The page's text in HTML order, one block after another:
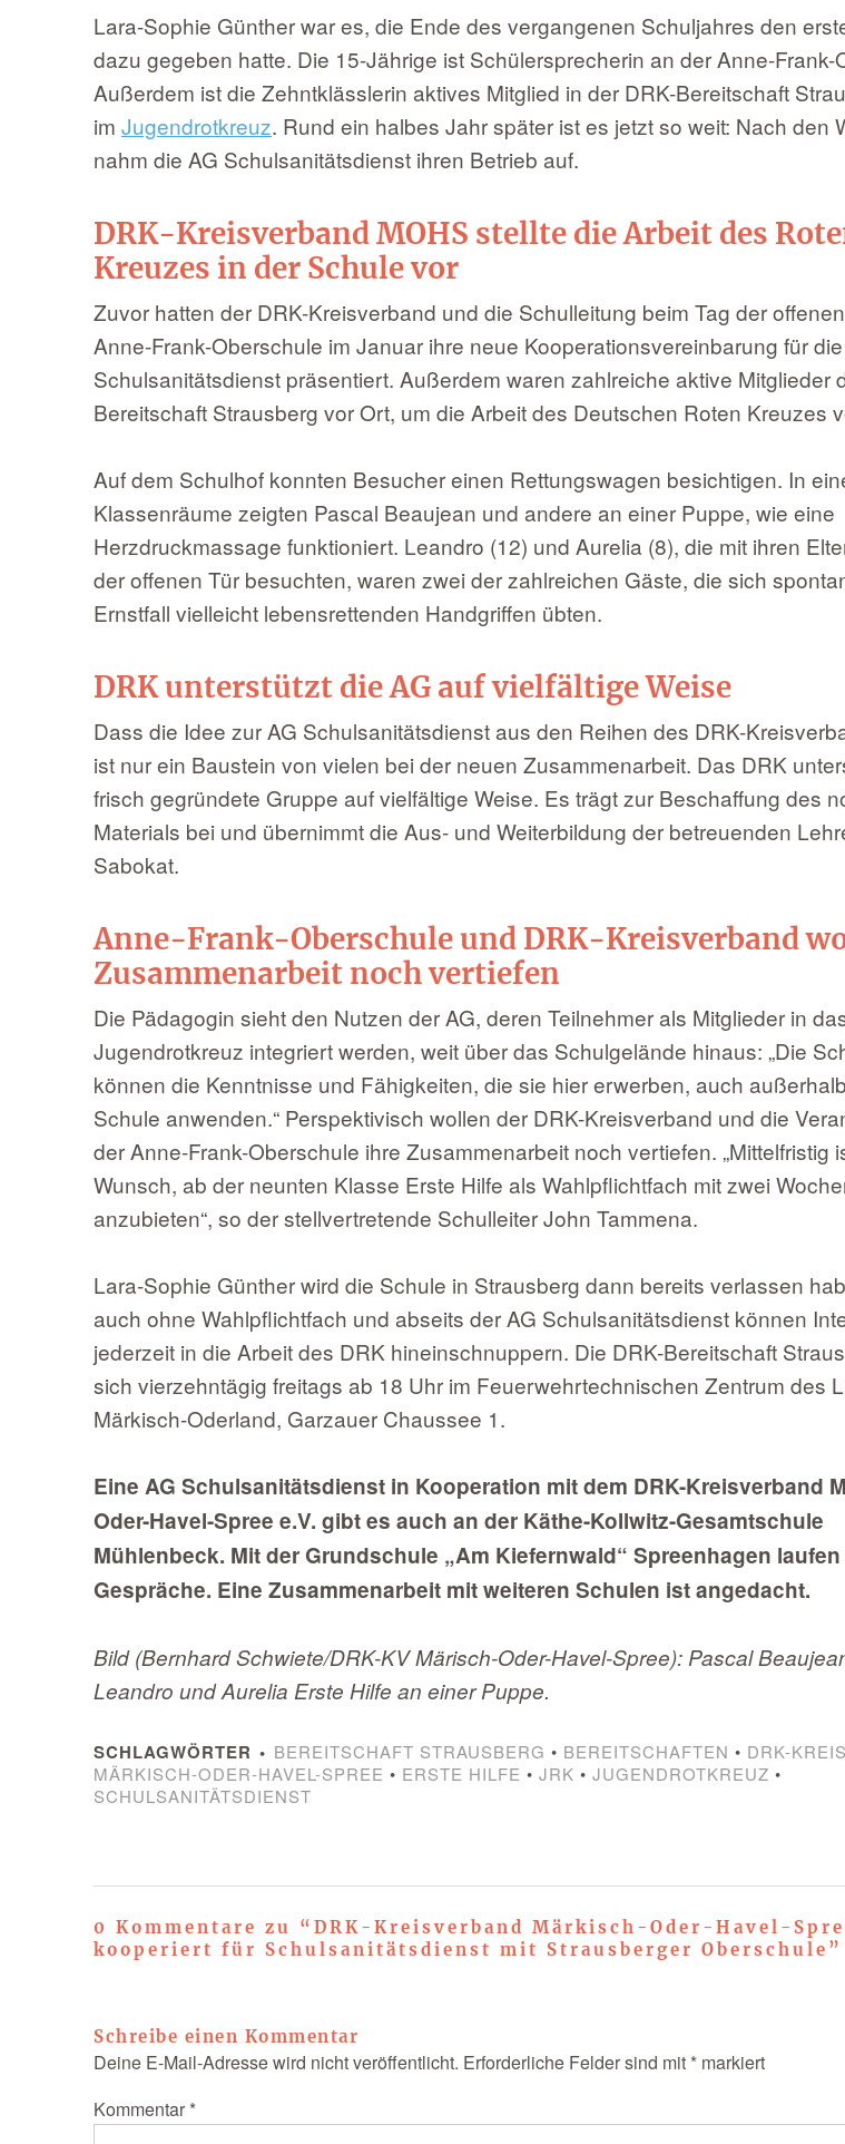
Lara-Sophie Günther war es, die Ende des vergangenen Schuljahres den
dazu gegeben hatte. Die 15-Jährige ist Schülersprecherin an der Anne-Frank-
Außerdem ist die Zehntklässlerin aktives Mitglied in der DRK-Bereitschaft
im Jugendrotkreuz. Rund ein halbes Jahr später ist es jetzt so weit: Nach den
nahm die AG Schulsanitätsdienst ihren Betrieb auf.
DRK-Kreisverband MOHS stellte die Arbeit des
Kreuzes in der Schule vor
Zuvor hatten der DRK-Kreisverband und die Schulleitung beim Tag der
Anne-Frank-Oberschule im Januar ihre neue Kooperationsvereinbarung für
Schulsanitätsdienst präsentiert. Außerdem waren zahlreiche aktive Mitglieder
Bereitschaft Strausberg vor Ort, um die Arbeit des Deutschen Roten Kreuzes
Auf dem Schulhof konnten Besucher einen Rettungswagen besichtigen. In
Klassenräume zeigten Pascal Beaujean und andere an einer Puppe, wie eine
Herzdruckmassage funktioniert. Leandro (12) und Aurelia (8), die mit ihren
der offenen Tür besuchten, waren zwei der zahlreichen Gäste, die sich
Ernstfall vielleicht lebensrettenden Handgriffen übten.
DRK unterstützt die AG auf vielfältige Weise
Dass die Idee zur AG Schulsanitätsdienst aus den Reihen des DRK-
ist nur ein Baustein von vielen bei der neuen Zusammenarbeit. Das DRK
frisch gegründete Gruppe auf vielfältige Weise. Es trägt zur Beschaffung des
Materials bei und übernimmt die Aus- und Weiterbildung der betreuenden
Sabokat.
Anne-Frank-Oberschule und DRK-Kreisverband
Zusammenarbeit noch vertiefen
Die Pädagogin sieht den Nutzen der AG, deren Teilnehmer als Mitglieder in
Jugendrotkreuz integriert werden, weit über das Schulgelände hinaus: „Die
können die Kenntnisse und Fähigkeiten, die sie hier erwerben, auch
Schule anwenden.“ Perspektivisch wollen der DRK-Kreisverband und die
der Anne-Frank-Oberschule ihre Zusammenarbeit noch vertiefen. „Mittelfristig
Wunsch, ab der neunten Klasse Erste Hilfe als Wahlpflichtfach mit zwei
anzubieten“, so der stellvertretende Schulleiter John Tammena.
Lara-Sophie Günther wird die Schule in Strausberg dann bereits verlassen
auch ohne Wahlpflichtfach und abseits der AG Schulsanitätsdienst können
jederzeit in die Arbeit des DRK hineinschnuppern. Die DRK-Bereitschaft
sich vierzehntägig freitags ab 18 Uhr im Feuerwehrtechnischen Zentrum des
Märkisch-Oderland, Garzauer Chaussee 1.
Eine AG Schulsanitätsdienst in Kooperation mit dem DRK-Kreisverband
Oder-Havel-Spree e.V. gibt es auch an der Käthe-Kollwitz-Gesamtschule
Mühlenbeck. Mit der Grundschule „Am Kiefernwald“ Spreenhagen
Gespräche. Eine Zusammenarbeit mit weiteren Schulen ist angedacht.
Bild (Bernhard Schwiete/DRK-KV Märisch-Oder-Havel-Spree): Pascal
Leandro und Aurelia Erste Hilfe an einer Puppe.
SCHLAGWÖRTER BEREITSCHAFT STRAUSBERG • BEREITSCHAFTEN • DRK-
MÄRKISCH-ODER-HAVEL-SPREE • ERSTE HILFE • JRK • JUGENDROTKREUZ •
SCHULSANITÄTSDIENST
0 Kommentare zu “ DRK-Kreisverband Märkisch-Oder-Havel-
kooperiert für Schulsanitätsdienst mit Strausberger Oberschule ”
Schreibe einen Kommentar
Deine E-Mail-Adresse wird nicht veröffentlicht. Erforderliche Felder sind mit * markiert
Kommentar *